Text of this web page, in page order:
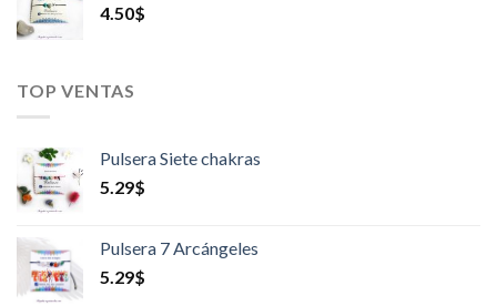
4.50$
TOP VENTAS
Pulsera Siete chakras
5.29$
Pulsera 7 Arcángeles
5.29$